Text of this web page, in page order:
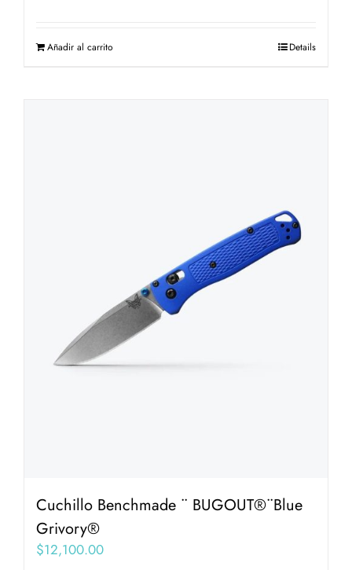
Añadir al carrito Details
Cuchillo Benchmade ¨ BUGOUT®¨Blue
Grivory®
$12,100.00